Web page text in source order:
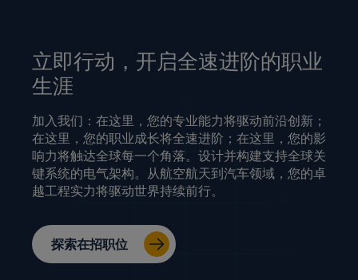
立即行动，开启全速进阶的职业
生涯
加入我们：在这里，您的专业能力将驱动前沿创新；
在这里，您的职业成长将全速进阶；在这里，您的影
响力将触达全球每一个角落。设计并构建支持全球关
键系统的电气架构。从航空航天到汽车领域，您的卓
越工程实力将驱动世界持续前行。
探索在招职位